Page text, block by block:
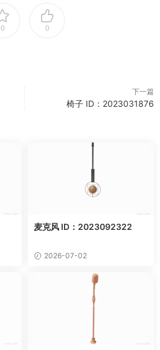
0 0
下一篇
椅子 ID：2023031876
麦克风 ID：2023092322
2026-07-02